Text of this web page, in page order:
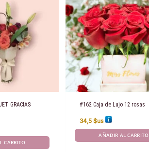
GRACIAS
CARRITO
#162 Caja de Lujo 12 rosas
34,5$us
AÑADIR AL CARRITO